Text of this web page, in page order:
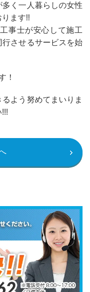
く一人暮らしの女性
ます!!
事士が安心して施工
行させるサービスを始
！
よう努めてまいりま